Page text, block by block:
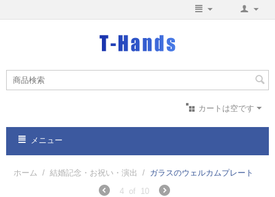
カートは空です
メニュー
ホーム / 結婚記念・お祝い・演出 / ガラスのウェルカムプレート
4 of 10